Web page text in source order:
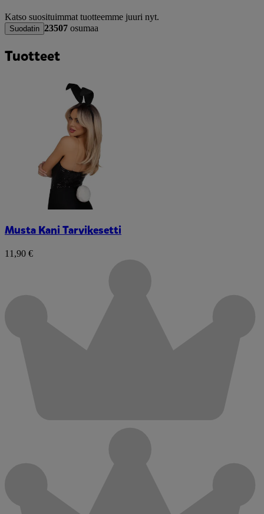
Katso suosituimmat tuotteemme juuri nyt.
Suodatin 23507 osumaa
Tuotteet
Musta Kani Tarvikesetti
11,90 €